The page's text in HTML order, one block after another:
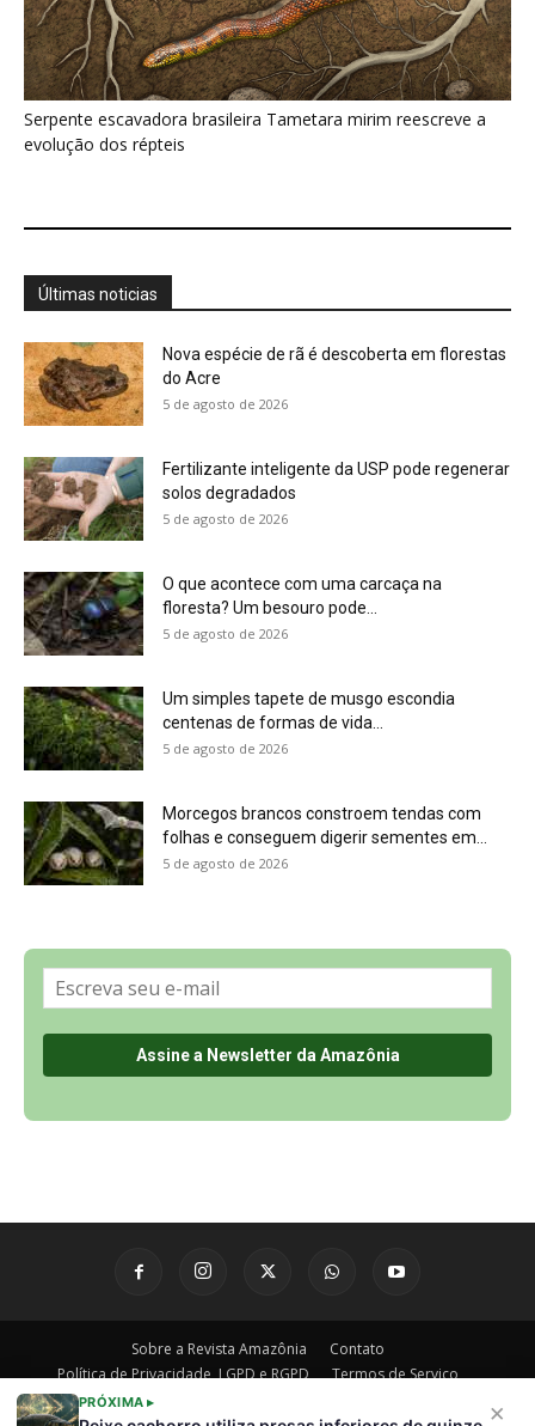
×
PRÓXIMA ▸
5 de agosto de 2026
Fertilizante inteligente da USP pode regenerar
solos degradados
5 de agosto de 2026
Um simples tapete de musgo escondia
5 de agosto de 2026
5 de agosto de 2026
Política de Privacidade, LGPD e RGPD
Últimas Notícias
🌎 Español
©